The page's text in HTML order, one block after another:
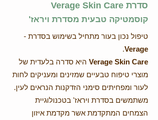
סדרת Verage Skin Care
קוסמטיקה טבעית מסדרת ויראז'
טיפול נכון בעור מתחיל בשימוש בסדרת -
Verage
.
Verage Skin Care היא סדרה בלעדית של
מוצרי טיפוח טבעיים שמזינים ומעניקים לחות
לעור ומפחיתים סימני הזדקנות הנראים לעין.
משתמשים בסדרת ויראז' בטכנולוגיית
הצמחים המתקדמת אשר מקדמת איזון